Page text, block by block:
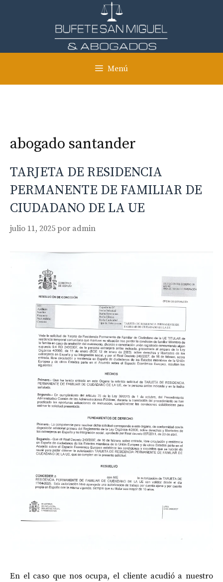
Menú
abogado santander
TARJETA DE RESIDENCIA
PERMANENTE DE FAMILIAR DE
CIUDADANO DE LA UE
julio 11, 2025 por admin
En el caso que nos ocupa, el cliente acudió a nuestro